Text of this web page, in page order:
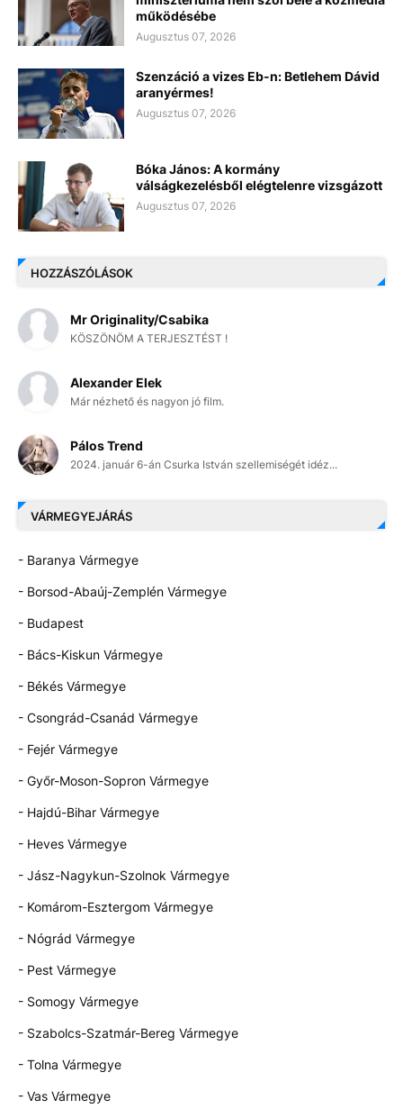
működésébe
Augusztus 07, 2026
Szenzáció a vizes Eb-n: Betlehem Dávid
aranyérmes!
Augusztus 07, 2026
Bóka János: A kormány
válságkezelésből elégtelenre vizsgázott
Augusztus 07, 2026
HOZZÁSZÓLÁSOK
Mr Originality/Csabika
KÖSZÖNÖM A TERJESZTÉST !
Alexander Elek
Már nézhető és nagyon jó film.
Pálos Trend
2024. január 6-án Csurka István szellemiségét idéz...
VÁRMEGYEJÁRÁS
- Baranya Vármegye
- Borsod-Abaúj-Zemplén Vármegye
- Budapest
- Bács-Kiskun Vármegye
- Békés Vármegye
- Csongrád-Csanád Vármegye
- Fejér Vármegye
- Győr-Moson-Sopron Vármegye
- Hajdú-Bihar Vármegye
- Heves Vármegye
- Jász-Nagykun-Szolnok Vármegye
- Komárom-Esztergom Vármegye
- Nógrád Vármegye
- Pest Vármegye
- Somogy Vármegye
- Szabolcs-Szatmár-Bereg Vármegye
- Tolna Vármegye
- Vas Vármegye